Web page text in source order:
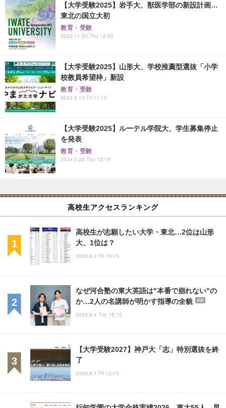
【大学受験2025】岩手大、獣医学部の新設計画…
東北の国立大初
教育・受験
2023.11.30 Thu 12:45
【大学受験2025】山形大、学校推薦型選抜「小学
校教員希望枠」新設
教育・受験
2024.3.15 Fri 11:15
【大学受験2025】ルーテル学院大、学生募集停止
を発表
教育・受験
2024.3.28 Thu 12:15
高校生アクセスランキング
高校生が志願したい大学・東北…2位は山形
大、1位は？
2026.8.7 Fri 10:15
なぜ河合塾の東大英語は"本番で崩れない"の
か…2人の名講師が明かす指導の全貌
PR
2026.8.4 Tue 18:15
【大学受験2027】神戸大「志」特別選抜を終
了
2026.8.7 Fri 13:15